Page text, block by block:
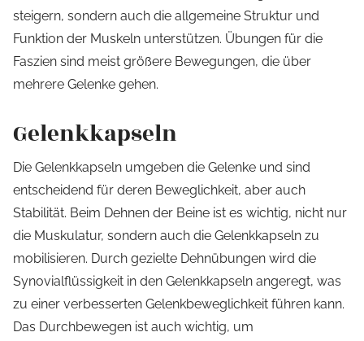
steigern, sondern auch die allgemeine Struktur und
Funktion der Muskeln unterstützen. Übungen für die
Faszien sind meist größere Bewegungen, die über
mehrere Gelenke gehen.
Gelenkkapseln
Die Gelenkkapseln umgeben die Gelenke und sind
entscheidend für deren Beweglichkeit, aber auch
Stabilität. Beim Dehnen der Beine ist es wichtig, nicht nur
die Muskulatur, sondern auch die Gelenkkapseln zu
mobilisieren. Durch gezielte Dehnübungen wird die
Synovialflüssigkeit in den Gelenkkapseln angeregt, was
zu einer verbesserten Gelenkbeweglichkeit führen kann.
Das Durchbewegen ist auch wichtig, um